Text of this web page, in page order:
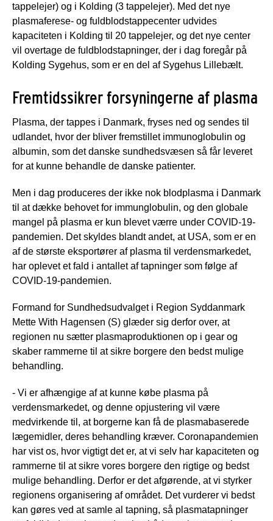
tappelejer) og i Kolding (3 tappelejer). Med det nye
plasmaferese- og fuldblodstappecenter udvides
kapaciteten i Kolding til 20 tappelejer, og det nye center
vil overtage de fuldblodstapninger, der i dag foregår på
Kolding Sygehus, som er en del af Sygehus Lillebælt.
Fremtidssikrer forsyningerne af plasma
Plasma, der tappes i Danmark, fryses ned og sendes til
udlandet, hvor der bliver fremstillet immunoglobulin og
albumin, som det danske sundhedsvæsen så får leveret
for at kunne behandle de danske patienter.
Men i dag produceres der ikke nok blodplasma i Danmark
til at dække behovet for immunglobulin, og den globale
mangel på plasma er kun blevet værre under COVID-19-
pandemien. Det skyldes blandt andet, at USA, som er en
af de største eksportører af plasma til verdensmarkedet,
har oplevet et fald i antallet af tapninger som følge af
COVID-19-pandemien.
Formand for Sundhedsudvalget i Region Syddanmark
Mette With Hagensen (S) glæder sig derfor over, at
regionen nu sætter plasmaproduktionen op i gear og
skaber rammerne til at sikre borgere den bedst mulige
behandling.
- Vi er afhængige af at kunne købe plasma på
verdensmarkedet, og denne opjustering vil være
medvirkende til, at borgerne kan få de plasmabaserede
lægemidler, deres behandling kræver. Coronapandemien
har vist os, hvor vigtigt det er, at vi selv har kapaciteten og
rammerne til at sikre vores borgere den rigtige og bedst
mulige behandling. Derfor er det afgørende, at vi styrker
regionens organisering af området. Det vurderer vi bedst
kan gøres ved at samle al tapning, så plasmatapninger